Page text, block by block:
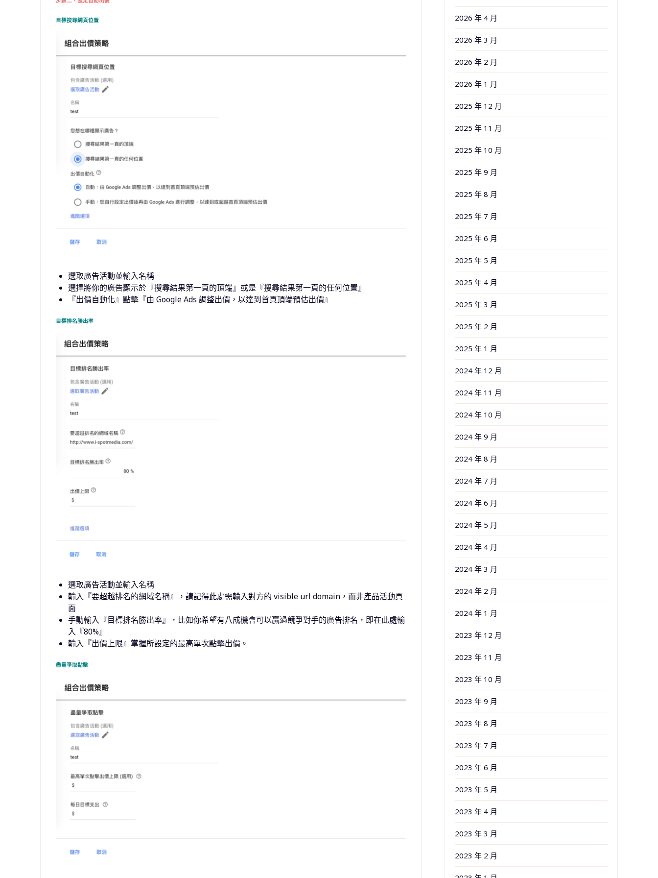
目標搜尋網頁位置
選取廣告活動並輸入名稱
選擇將你的廣告顯示於『搜尋結果第一頁的頂端』或是『搜尋結果第一頁的任何位置』
『出價自動化』點擊『由 Google Ads 調整出價，以達到首頁頂端預估出價』
目標排名勝出率
選取廣告活動並輸入名稱
輸入『要超越排名的網域名稱』，請記得此處需輸入對方的 visible url domain，而非產品活動頁
面
手動輸入『目標排名勝出率』，比如你希望有八成機會可以贏過競爭對手的廣告排名，即在此處輸
入『80%』
輸入『出價上限』掌握所設定的最高單次點擊出價。
盡量爭取點擊
2026 年 4 月
2026 年 3 月
2026 年 2 月
2026 年 1 月
2025 年 12 月
2025 年 11 月
2025 年 10 月
2025 年 9 月
2025 年 8 月
2025 年 7 月
2025 年 6 月
2025 年 5 月
2025 年 4 月
2025 年 3 月
2025 年 2 月
2025 年 1 月
2024 年 12 月
2024 年 11 月
2024 年 10 月
2024 年 9 月
2024 年 8 月
2024 年 7 月
2024 年 6 月
2024 年 5 月
2024 年 4 月
2024 年 3 月
2024 年 2 月
2024 年 1 月
2023 年 12 月
2023 年 11 月
2023 年 10 月
2023 年 9 月
2023 年 8 月
2023 年 7 月
2023 年 6 月
2023 年 5 月
2023 年 4 月
2023 年 3 月
2023 年 2 月